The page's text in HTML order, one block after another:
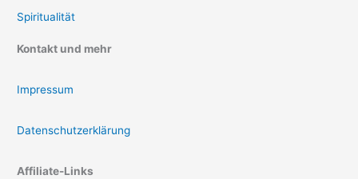
Spiritualität
Kontakt und mehr
Impressum
Datenschutzerklärung
Affiliate-Links